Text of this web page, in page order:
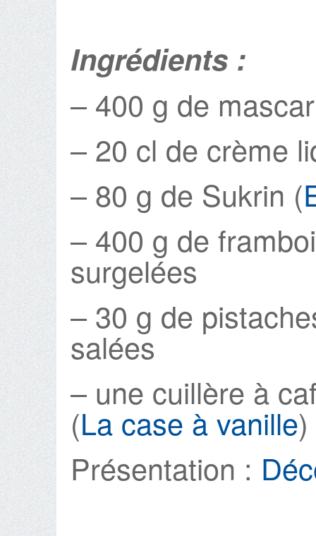
Ingrédients :
– 400 g de
– 20 cl de crème
– 80 g de Sukrin (
– 400 g de
surgelées
– 30 g de
salées
– une cuillère à
(La case à vanille)
Présentation :